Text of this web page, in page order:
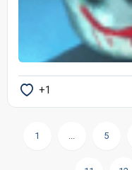
+1
1 ... 5